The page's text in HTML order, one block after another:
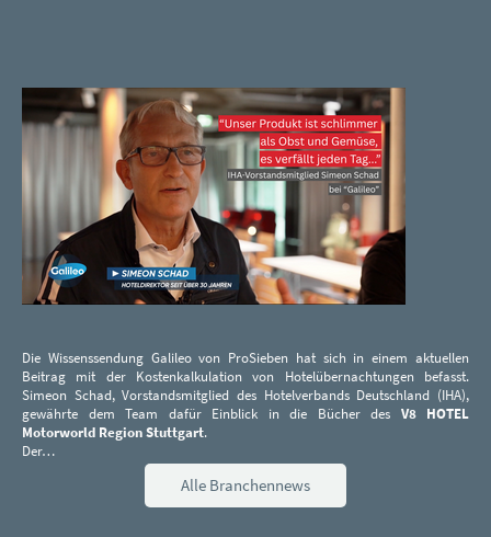
Die Wissenssendung Galileo von ProSieben hat sich in einem aktuellen
Beitrag mit der Kostenkalkulation von Hotelübernachtungen befasst.
Simeon Schad, Vorstandsmitglied des Hotelverbands Deutschland (IHA),
gewährte dem Team dafür Einblick in die Bücher des V8 HOTEL
Motorworld Region Stuttgart.
Der…
Alle Branchennews